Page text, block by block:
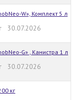
W», Комплект 5 л
30.07.2026
G» , Канистра 1 л
30.07.2026
кг